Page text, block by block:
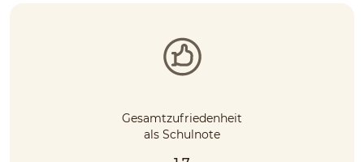
Gesamtzufriedenheit
als Schulnote